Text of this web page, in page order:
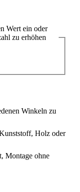
Wert ein oder
zu erhöhen
Winkeln zu
Holz oder
Montage ohne